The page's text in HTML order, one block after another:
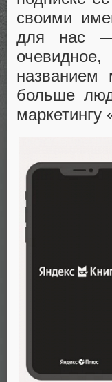
своими
для нас —
больше
маркетингу